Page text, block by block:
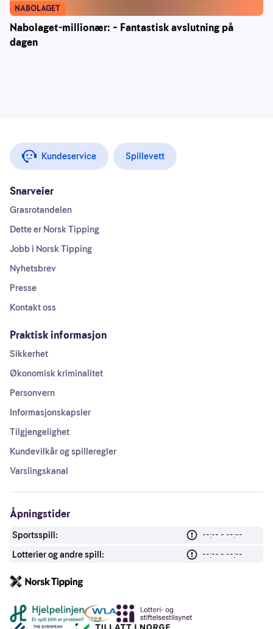
Nabolaget-millionær: – Fantastisk avslutning på
dagen
NABOLAGET
Kundeservice Spillevett
Snarveier
Grasrotandelen
Dette er Norsk Tipping
Jobb i Norsk Tipping
Nyhetsbrev
Presse
Kontakt oss
Praktisk informasjon
Sikkerhet
Økonomisk kriminalitet
Personvern
Informasjonskapsler
Tilgjengelighet
Kundevilkår og spilleregler
Varslingskanal
Åpningstider
Sportsspill:
--:-- - --:--
Lotterier og andre spill:
--:-- - --:--
Andre lenker